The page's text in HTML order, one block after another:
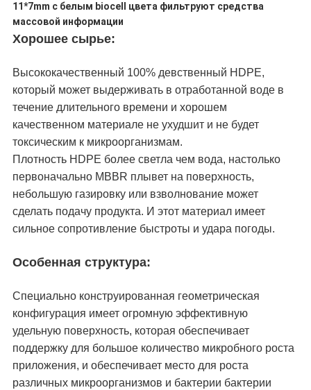
11*7mm с белым biocell цвета фильтруют средства
массовой информации
Хорошее сырье:
Высококачественный 100% девственный HDPE,
который может выдерживать в отработанной воде в
течение длительного времени и хорошем
качественном материале не ухудшит и не будет
токсическим к микроорганизмам.
Плотность HDPE более светла чем вода, настолько
первоначально MBBR плывет на поверхность,
небольшую газировку или взволнование может
сделать подачу продукта. И этот материал имеет
сильное сопротивление быстроты и удара погоды.
Особенная структура:
Специально конструированная геометрическая
конфигурация имеет огромную эффективную
удельную поверхность, которая обеспечивает
поддержку для большое количество микробного роста
приложения, и обеспечивает место для роста
различных микроорганизмов и бактерии бактерии